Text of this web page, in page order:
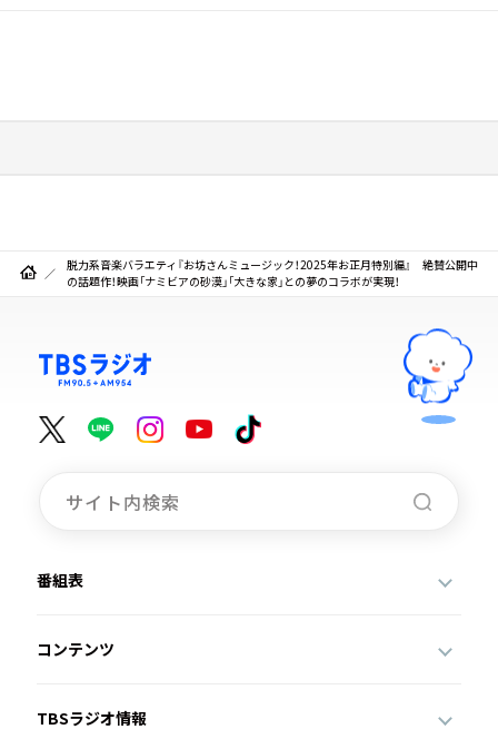
脱力系音楽バラエティ『お坊さんミュージック！2025年お正月特別編』 絶賛公開中
の話題作！映画「ナミビアの砂漠」「大きな家」との夢のコラボが実現！
番組表
コンテンツ
TBSラジオ情報